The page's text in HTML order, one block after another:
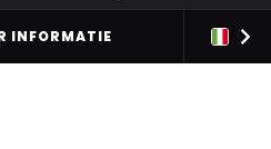
INFORMATIE